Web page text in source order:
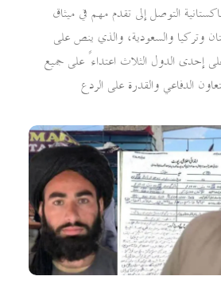
التوصل إلى تقدم مهم في ميثاق
وتركيا والسعودية، والذي ينص على
إحدى الدول الثلاث اعتداءً على جميع
الدفاعي والقدرة على الردع